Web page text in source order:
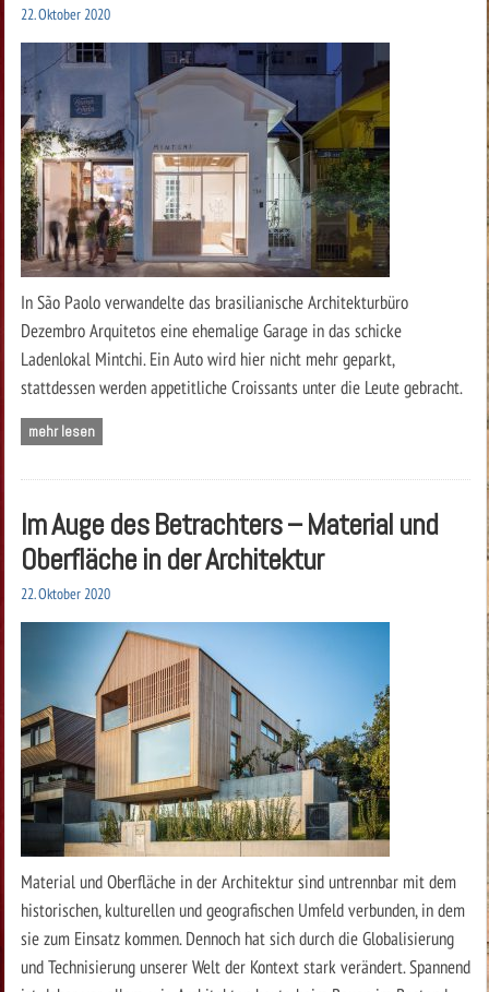
22. Oktober 2020
In São Paolo verwandelte das brasilianische Architekturbüro
Dezembro Arquitetos eine ehemalige Garage in das schicke
Ladenlokal Mintchi. Ein Auto wird hier nicht mehr geparkt,
stattdessen werden appetitliche Croissants unter die Leute gebracht.
mehr lesen
Im Auge des Betrachters – Material und
Oberfläche in der Architektur
22. Oktober 2020
Material und Oberfläche in der Architektur sind untrennbar mit dem
historischen, kulturellen und geografischen Umfeld verbunden, in dem
sie zum Einsatz kommen. Dennoch hat sich durch die Globalisierung
und Technisierung unserer Welt der Kontext stark verändert. Spannend